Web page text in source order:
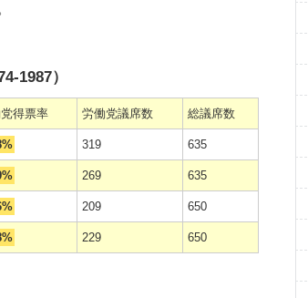
1987）
得票率 労働党議席数 総議席数
319 635
269 635
209 650
229 650